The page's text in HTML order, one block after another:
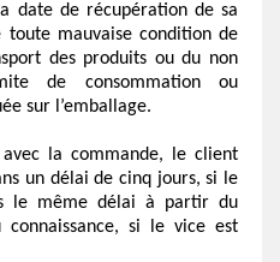
date de récupération de sa
mauvaise condition de
des produits ou du non
de consommation ou
sur l’emballage.
la commande, le client
un délai de cinq jours, si le
le même délai à partir du
si le vice est